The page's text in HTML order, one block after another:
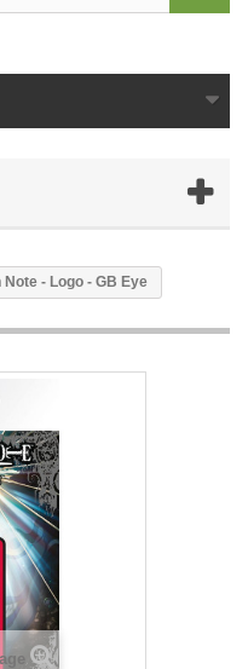
- Logo - GB Eye